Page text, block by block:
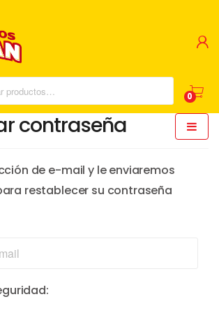
0
contraseña
de e-mail y le enviaremos
restablecer su contraseña